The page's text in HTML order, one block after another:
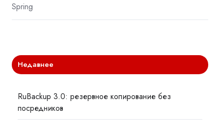
Spring
Недавнее
RuBackup 3.0: резервное копирование без
посредников